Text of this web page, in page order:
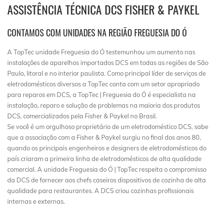
ASSISTÊNCIA TÉCNICA DCS FISHER & PAYKEL
CONTAMOS COM UNIDADES NA REGIÃO FREGUESIA DO Ó
A TopTec unidade Freguesia do Ó testemunhou um aumento nas
instalações de aparelhos importados DCS em todas as regiões de São
Paulo, litoral e no interior paulista. Como principal líder de serviços de
eletrodomésticos diversos a TopTec conta com um setor apropriado
para reparos em DCS, a TopTec | Freguesia do Ó é especialista na
instalação, reparo e solução de problemas na maioria dos produtos
DCS, comercializados pela Fisher & Paykel no Brasil.
Se você é um orgulhoso proprietário de um eletrodoméstico DCS, sabe
que a associação com a Fisher & Paykel surgiu no final dos anos 80,
quando os principais engenheiros e designers de eletrodomésticos do
país criaram a primeira linha de eletrodomésticos de alta qualidade
comercial. A unidade Freguesia do Ó | TopTec respeita o compromisso
da DCS de fornecer aos chefs caseiros dispositivos de cozinha de alta
qualidade para restaurantes. A DCS criou cozinhas profissionais
internas e externas.